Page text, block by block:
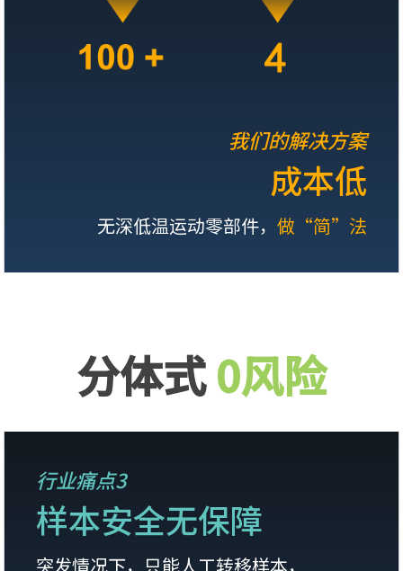
我们的解决方案
成本低
无深低温运动零部件， 做“简”法
分体式0风险
行业痛点3
样本安全无保障
突发情况下，只能人工转移样本，